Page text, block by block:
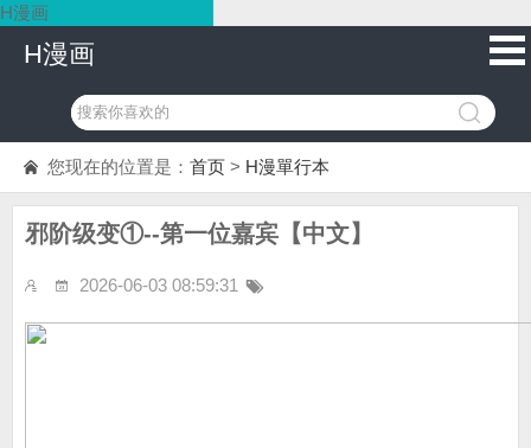
H漫画
H漫画
您现在的位置是： 首页 > H漫單行本
邪阶级变①--第一位嘉宾【中文】
2026-06-03 08:59:31